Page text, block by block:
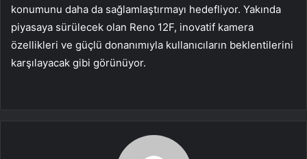
konumunu daha da sağlamlaştırmayı hedefliyor. Yakında
piyasaya sürülecek olan Reno 12F, inovatif kamera
özellikleri ve güçlü donanımıyla kullanıcıların beklentilerini
karşılayacak gibi görünüyor.